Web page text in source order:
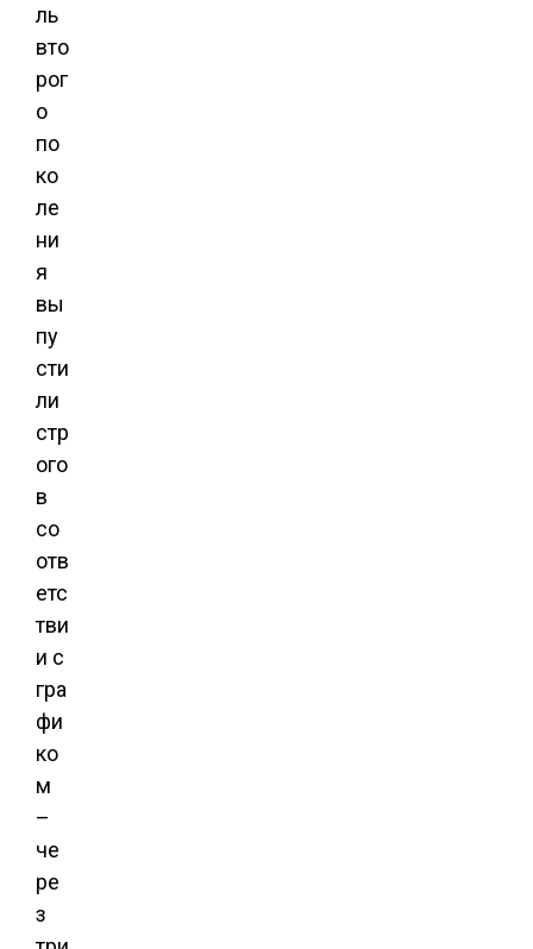
ль
вто
рог
о
по
ко
ле
ни
я
вы
пу
сти
ли
стр
ого
в
со
отв
етс
тви
и с
гра
фи
ко
м
–
че
ре
з